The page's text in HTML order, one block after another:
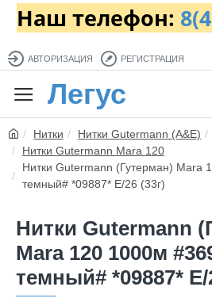
Наш телефон:
АВТОРИЗАЦИЯ РЕГИСТРАЦИЯ
Легус
Нитки Нитки Gutermann (A&E)
Нитки Gutermann Mara 120
Нитки Gutermann (Гутерман) Mara
темный# *09887* E/26 (33г)
Нитки Gutermann
Mara 120 1000м
темный# *09887* E/